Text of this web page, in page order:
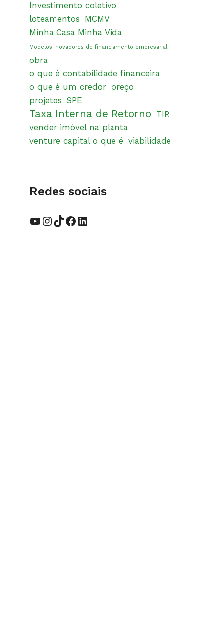
Investimento coletivo
loteamentos MCMV
Minha Casa Minha Vida
Modelos inovadores de financiamento empresarial
obra
o que é contabilidade financeira
o que é um credor preço
projetos SPE
Taxa Interna de Retorno TIR
vender imóvel na planta
venture capital o que é viabilidade
Redes sociais